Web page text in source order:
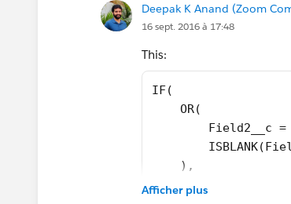
Deepak K Anand (‎‎‎‎‎‎Zoom
16 sept. 2016 à 17:48
This:
IF(
    OR(
Field2__c =
    ),
    1,
Afficher plus